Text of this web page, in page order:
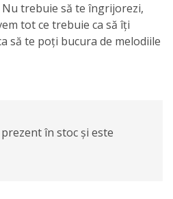
trebuie să te îngrijorezi,
tot ce trebuie ca să îți
să te poți bucura de melodiile
în stoc și este